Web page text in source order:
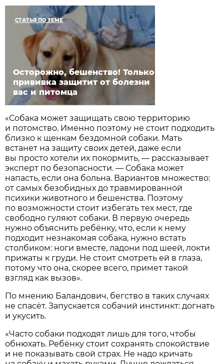
СТАТЬЯ ПО ТЕМЕ
Осторожно, бешенство! Только
прививка защитит от болезни
вас и питомца
«Собака может защищать свою территорию
и потомство. Именно поэтому не стоит подходить
близко к щенкам бездомной собаки. Мать
встанет на защиту своих детей, даже если
вы просто хотели их покормить, — рассказывает
эксперт по безопасности. — Собака может
напасть, если она больна. Вариантов множество:
от самых безобидных до травмированной
психики животного и бешенства. Поэтому
по возможности стоит избегать тех мест, где
свободно гуляют собаки. В первую очередь
нужно объяснить ребёнку, что, если к нему
подходит незнакомая собака, нужно встать
столбиком: ноги вместе, ладони под шеей, локти
прижаты к груди. Не стоит смотреть ей в глаза,
потому что она, скорее всего, примет такой
взгляд как вызов».
По мнению Баландович, бегство в таких случаях
не спасёт. Запускается собачий инстинкт: догнать
и укусить.
«Часто собаки подходят лишь для того, чтобы
обнюхать. Ребёнку стоит сохранять спокойствие
и не показывать свой страх. Не надо кричать